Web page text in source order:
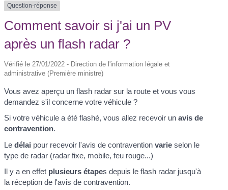
Question-réponse
Comment savoir si j'ai un PV
après un flash radar ?
Vérifié le 27/01/2022 - Direction de l'information légale et
administrative (Première ministre)
Vous avez aperçu un flash radar sur la route et vous vous
demandez s'il concerne votre véhicule ?
Si votre véhicule a été flashé, vous allez recevoir unavis de
contravention.
Ledélai pour recevoir l'avis de contraventionvarie selon le
type de radar (radar fixe, mobile, feu rouge...)
Il y a en effet plusieurs étapes depuis le flash radar jusqu'à
la réception de l'avis de contravention.